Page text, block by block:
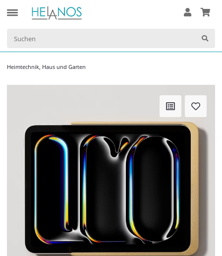
Heimtechnik, Haus und Garten